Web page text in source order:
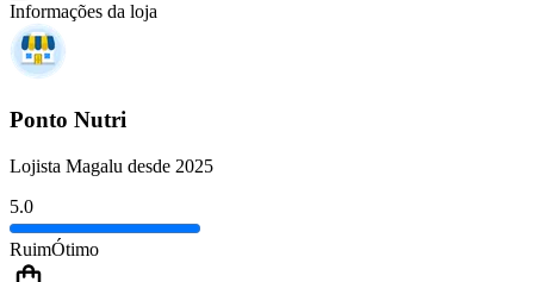
Informações da loja
Ponto Nutri
Lojista Magalu desde 2025
5.0
RuimÓtimo